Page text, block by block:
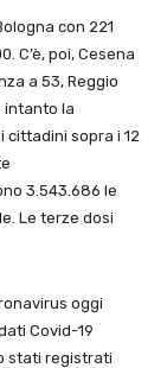
con 221
C’è, poi, Cesena
a 53, Reggio
intanto la
sopra i 12
3.543.686 le
Le terze dosi
oggi
Covid-19
stati registrati